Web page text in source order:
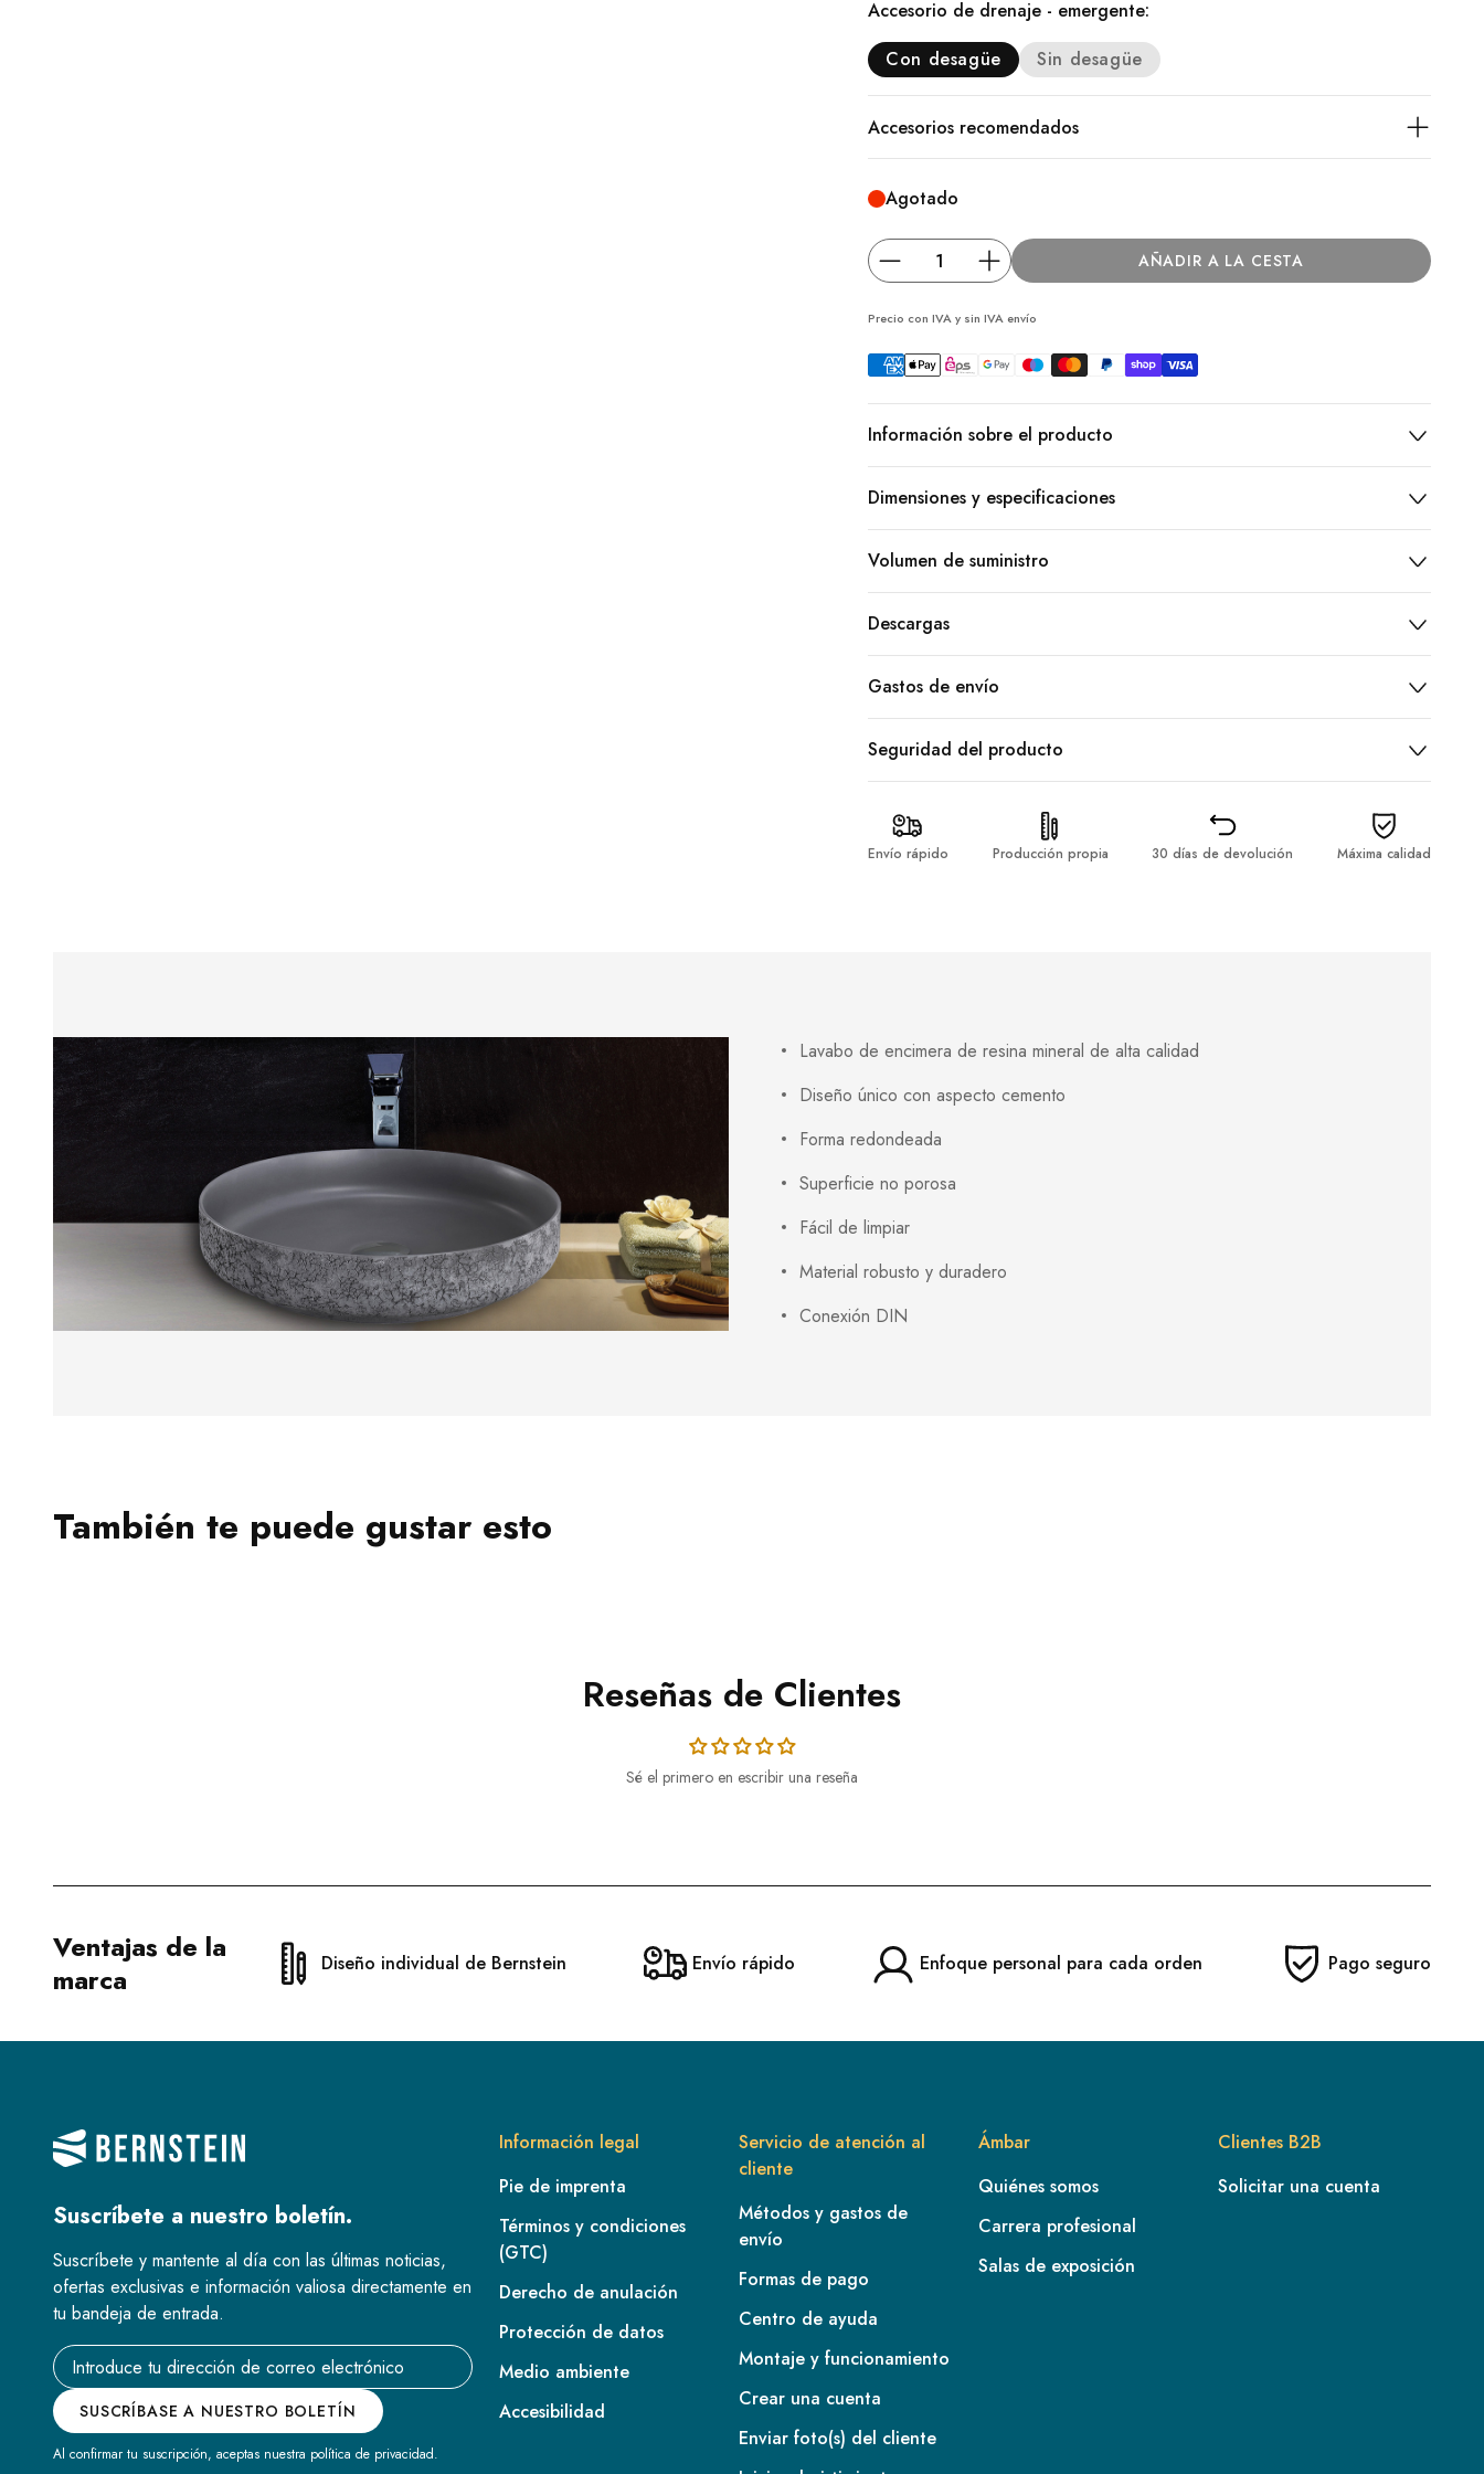
Accesorio de drenaje - emergente:
Con desagüe
Sin desagüe
Accesorios recomendados
Agotado
AÑADIR A LA CESTA
Precio con IVA y sin IVAenvío
Información sobre el producto
Dimensiones y especificaciones
Volumen de suministro
Descargas
Gastos de envío
Seguridad del producto
Envío rápido Producción propia 30 días de devolución Máxima calidad
Lavabo de encimera de resina mineral de alta calidad
Diseño único con aspecto cemento
Forma redondeada
Superficie no porosa
Fácil de limpiar
Material robusto y duradero
Conexión DIN
También te puede gustar esto
Reseñas de Clientes
Sé el primero en escribir una reseña
Ventajas de la
marca
Diseño individual de Bernstein Envío rápido Enfoque personal para cada orden Pago seguro
Suscríbete a nuestro boletín.
Suscríbete y mantente al día con las últimas noticias,
ofertas exclusivas e información valiosa directamente en
tu bandeja de entrada.
Email address
SUSCRÍBASE A NUESTRO BOLETÍN
Al confirmar tu suscripción, aceptas nuestra política de privacidad.
Información legal
Pie de imprenta
Términos y condiciones
(GTC)
Derecho de anulación
Protección de datos
Medio ambiente
Accesibilidad
Ámbar
Quiénes somos
Carrera profesional
Salas de exposición
Servicio de atención al
cliente
Métodos y gastos de
envío
Formas de pago
Centro de ayuda
Montaje y funcionamiento
Crear una cuenta
Enviar foto(s) del cliente
Clientes B2B
Solicitar una cuenta